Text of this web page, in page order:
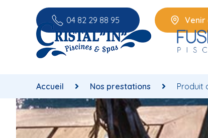
04 82 29 88 95 Venir
Accueil Nos prestations Produit